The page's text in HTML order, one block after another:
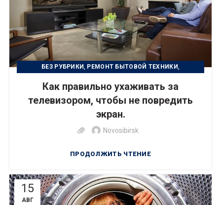
БЕЗ РУБРИКИ, РЕМОНТ БЫТОВОЙ ТЕХНИКИ,
Как правильно ухаживать за
телевизором, чтобы не повредить
экран.
Novosibirsk
ПРОДОЛЖИТЬ ЧТЕНИЕ
15
АВГ